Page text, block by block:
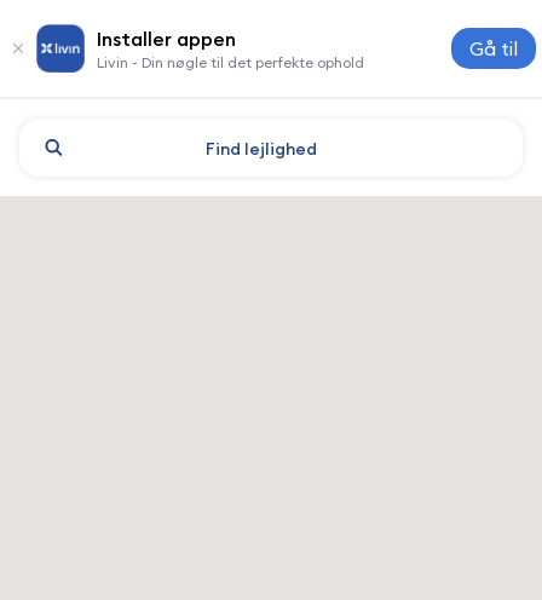
Installer appen
Livin - Din nøgle til det perfekte ophold
Gå til
Find lejlighed
Shymkent: hoteller og